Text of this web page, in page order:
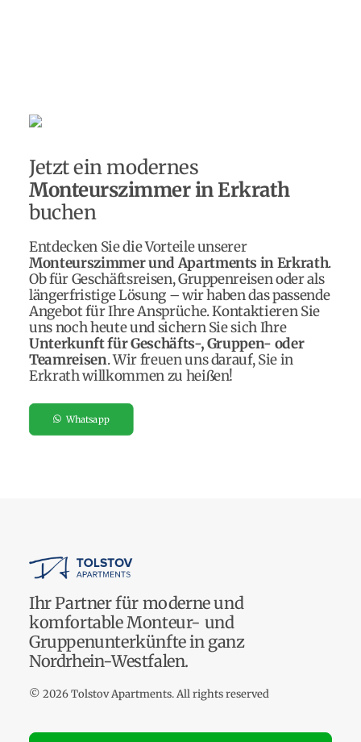
Jetzt ein modernes
Monteurszimmer in Erkrath
buchen
Entdecken Sie die Vorteile unserer
Monteurszimmer und Apartments in Erkrath.
Ob für Geschäftsreisen, Gruppenreisen oder als
längerfristige Lösung – wir haben das passende
Angebot für Ihre Ansprüche. Kontaktieren Sie
uns noch heute und sichern Sie sich Ihre
Unterkunft für Geschäfts-, Gruppen- oder
Teamreisen. Wir freuen uns darauf, Sie in
Erkrath willkommen zu heißen!
Whatsapp
Ihr Partner für moderne und
komfortable Monteur- und
Gruppenunterkünfte in ganz
Nordrhein-Westfalen.
© 2026 Tolstov Apartments.All rights reserved